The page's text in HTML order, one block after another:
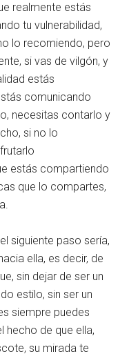
realmente estás
tu vulnerabilidad,
lo recomiendo, pero
si vas de vilgón, y
estás
comunicando
necesitas contarlo y
si no lo
estás compartiendo
que lo compartes,
siguiente paso sería,
ella, es decir, de
sin dejar de ser un
estilo, sin ser un
siempre puedes
hecho de que ella,
su mirada te